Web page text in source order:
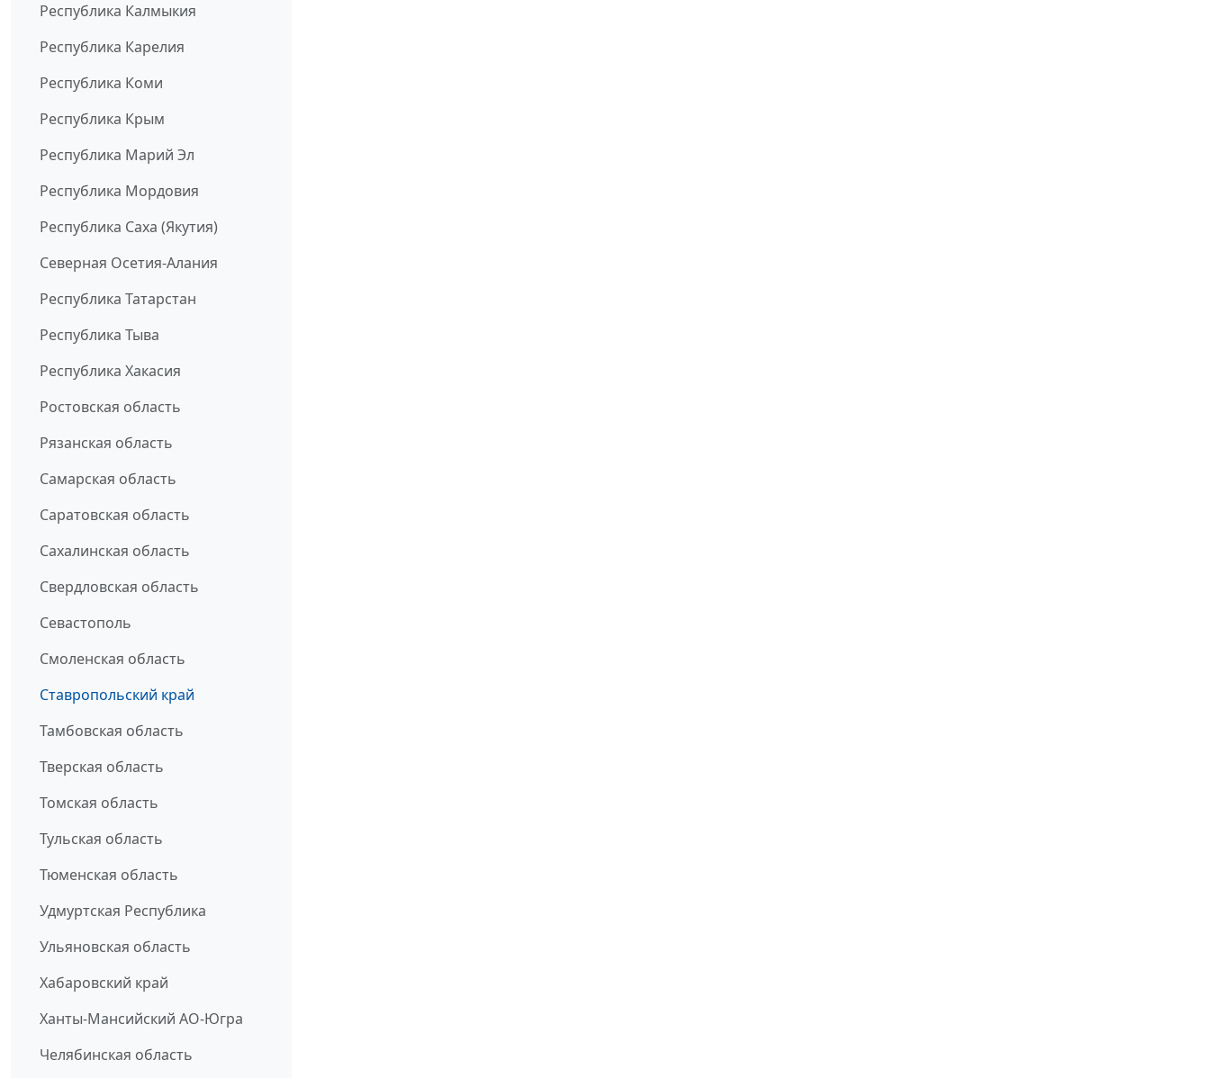
Республика Калмыкия
Республика Карелия
Республика Коми
Республика Крым
Республика Марий Эл
Республика Мордовия
Республика Саха (Якутия)
Северная Осетия-Алания
Республика Татарстан
Республика Тыва
Республика Хакасия
Ростовская область
Рязанская область
Самарская область
Саратовская область
Сахалинская область
Свердловская область
Севастополь
Смоленская область
Ставропольский край
Тамбовская область
Тверская область
Томская область
Тульская область
Тюменская область
Удмуртская Республика
Ульяновская область
Хабаровский край
Ханты-Мансийский АО-Югра
Челябинская область